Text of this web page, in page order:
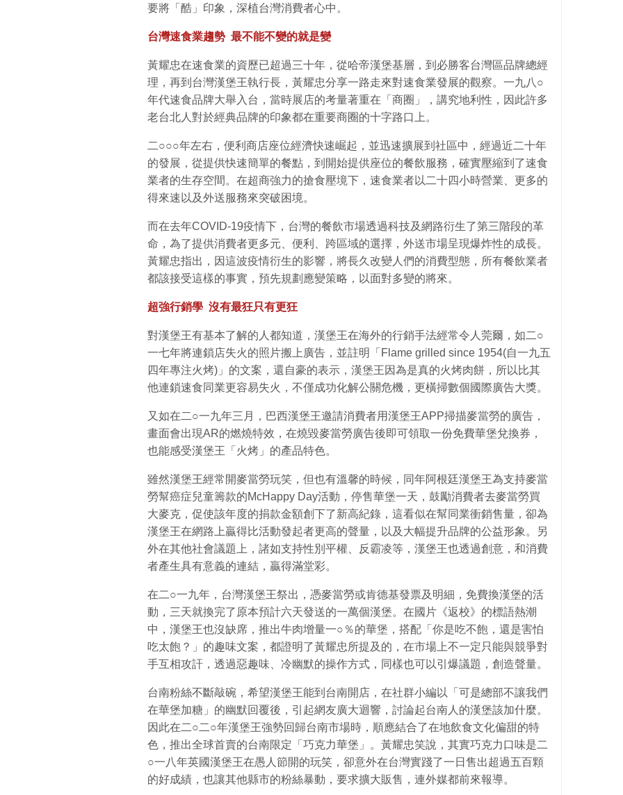
要將「酷」印象，深植台灣消費者心中。
台灣速食業趨勢 最不能不變的就是變
黃耀忠在速食業的資歷已超過三十年，從哈帝漢堡基層，到必勝客台灣區品牌總經
理，再到台灣漢堡王執行長，黃耀忠分享一路走來對速食業發展的觀察。一九八○
年代速食品牌大舉入台，當時展店的考量著重在「商圈」，講究地利性，因此許多
老台北人對於經典品牌的印象都在重要商圈的十字路口上。
二○○○年左右，便利商店座位經濟快速崛起，並迅速擴展到社區中，經過近二十年
的發展，從提供快速簡單的餐點，到開始提供座位的餐飲服務，確實壓縮到了速食
業者的生存空間。在超商強力的搶食壓境下，速食業者以二十四小時營業、更多的
得來速以及外送服務來突破困境。
而在去年COVID-19疫情下，台灣的餐飲市場透過科技及網路衍生了第三階段的革
命，為了提供消費者更多元、便利、跨區域的選擇，外送市場呈現爆炸性的成長。
黃耀忠指出，因這波疫情衍生的影響，將長久改變人們的消費型態，所有餐飲業者
都該接受這樣的事實，預先規劃應變策略，以面對多變的將來。
超強行銷學 沒有最狂只有更狂
對漢堡王有基本了解的人都知道，漢堡王在海外的行銷手法經常令人莞爾，如二○
一七年將連鎖店失火的照片搬上廣告，並註明「Flame grilled since 1954(自一九五
四年專注火烤)」的文案，還自豪的表示，漢堡王因為是真的火烤肉餅，所以比其
他連鎖速食同業更容易失火，不僅成功化解公關危機，更橫掃數個國際廣告大獎。
又如在二○一九年三月，巴西漢堡王邀請消費者用漢堡王APP掃描麥當勞的廣告，
畫面會出現AR的燃燒特效，在燒毀麥當勞廣告後即可領取一份免費華堡兌換券，
也能感受漢堡王「火烤」的產品特色。
雖然漢堡王經常開麥當勞玩笑，但也有溫馨的時候，同年阿根廷漢堡王為支持麥當
勞幫癌症兒童籌款的McHappy Day活動，停售華堡一天，鼓勵消費者去麥當勞買
大麥克，促使該年度的捐款金額創下了新高紀錄，這看似在幫同業衝銷售量，卻為
漢堡王在網路上贏得比活動發起者更高的聲量，以及大幅提升品牌的公益形象。另
外在其他社會議題上，諸如支持性別平權、反霸凌等，漢堡王也透過創意，和消費
者產生具有意義的連結，贏得滿堂彩。
在二○一九年，台灣漢堡王祭出，憑麥當勞或肯德基發票及明細，免費換漢堡的活
動，三天就換完了原本預計六天發送的一萬個漢堡。在國片《返校》的標語熱潮
中，漢堡王也沒缺席，推出牛肉增量一○％的華堡，搭配「你是吃不飽，還是害怕
吃太飽？」的趣味文案，都證明了黃耀忠所提及的，在市場上不一定只能與競爭對
手互相攻訐，透過惡趣味、冷幽默的操作方式，同樣也可以引爆議題，創造聲量。
台南粉絲不斷敲碗，希望漢堡王能到台南開店，在社群小編以「可是總部不讓我們
在華堡加糖」的幽默回覆後，引起網友廣大迴響，討論起台南人的漢堡該加什麼。
因此在二○二○年漢堡王強勢回歸台南市場時，順應結合了在地飲食文化偏甜的特
色，推出全球首賣的台南限定「巧克力華堡」。黃耀忠笑說，其實巧克力口味是二
○一八年英國漢堡王在愚人節開的玩笑，卻意外在台灣實踐了一日售出超過五百顆
的好成績，也讓其他縣市的粉絲暴動，要求擴大販售，連外媒都前來報導。